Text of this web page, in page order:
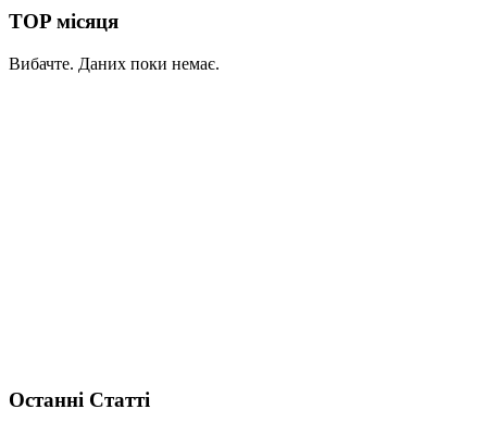
TOP місяця
Вибачте. Даних поки немає.
Останні Статті